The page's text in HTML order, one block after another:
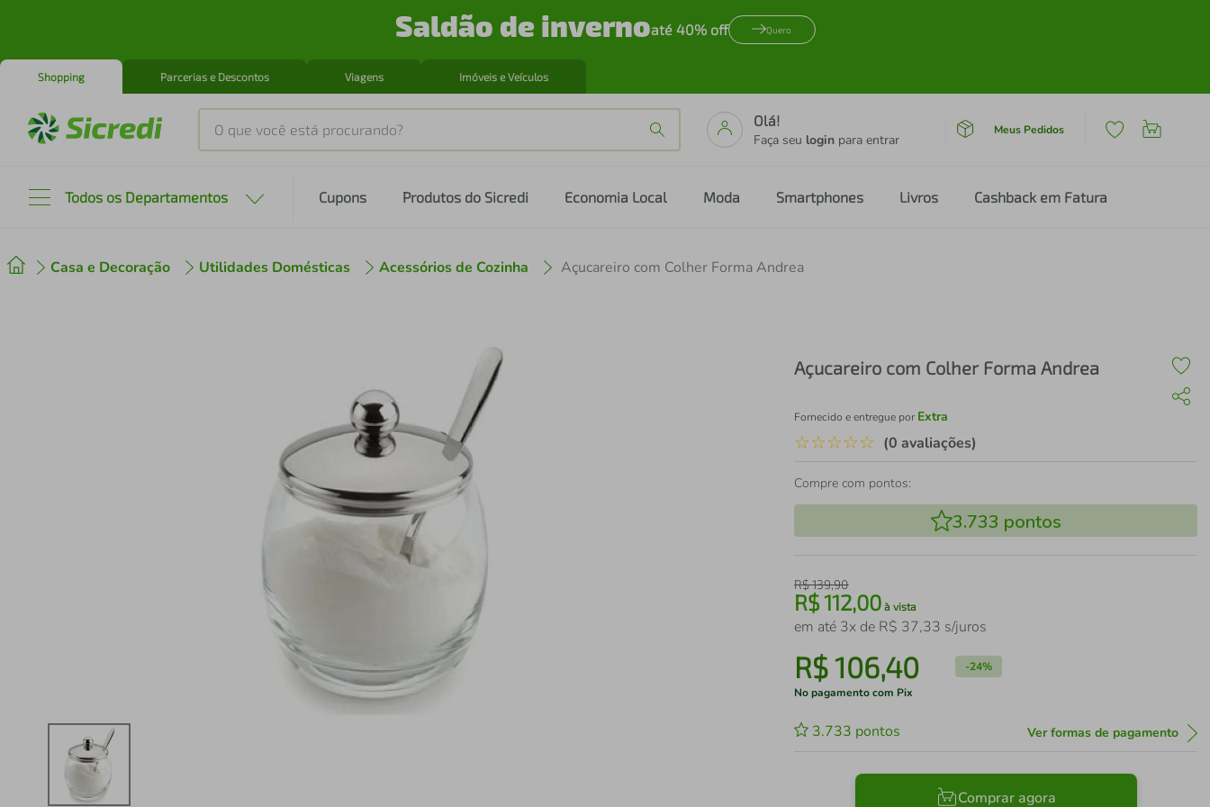
Saldão de invernoaté 40% off Quero
Shopping Parcerias e Descontos Viagens Imóveis e Veículos
O que você está procurando?
Olá!
Faça seu login para entrar
Meus Pedidos
Todos os Departamentos Cupons Produtos do Sicredi Economia Local Moda Smartphones Livros Cashback em Fatura
Casa e Decoração Utilidades Domésticas Acessórios de Cozinha Açucareiro com Colher Forma Andrea
Açucareiro com Colher Forma Andrea
Fornecido e entregue por Extra
☆☆☆☆☆ (0 avaliações)
Compre com pontos:
3.733 pontos
R$139,90
R$112,00 à vista
em até 3x de R$ 37,33 s/juros
R$106,40 -24%
No pagamento com Pix
3.733 pontos Ver formas de pagamento
Comprar agora
º cafeteira